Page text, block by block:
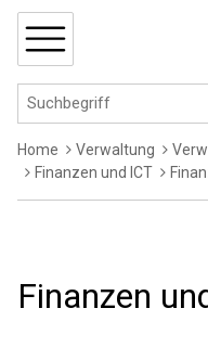
Navigieren in
Schnellnavigation
Hauptnavigation
Suchbegriff
Breadcrumb
Home Verwaltung
Finanzen und ICT
Finanzen